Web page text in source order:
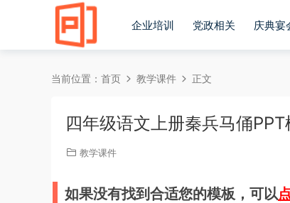
企业培训 党政相关 庆典宴
当前位置： 首页 教学课件 正文
四年级语文上册秦兵马俑PPT
教学课件
如果没有找到合适您的模板，可以